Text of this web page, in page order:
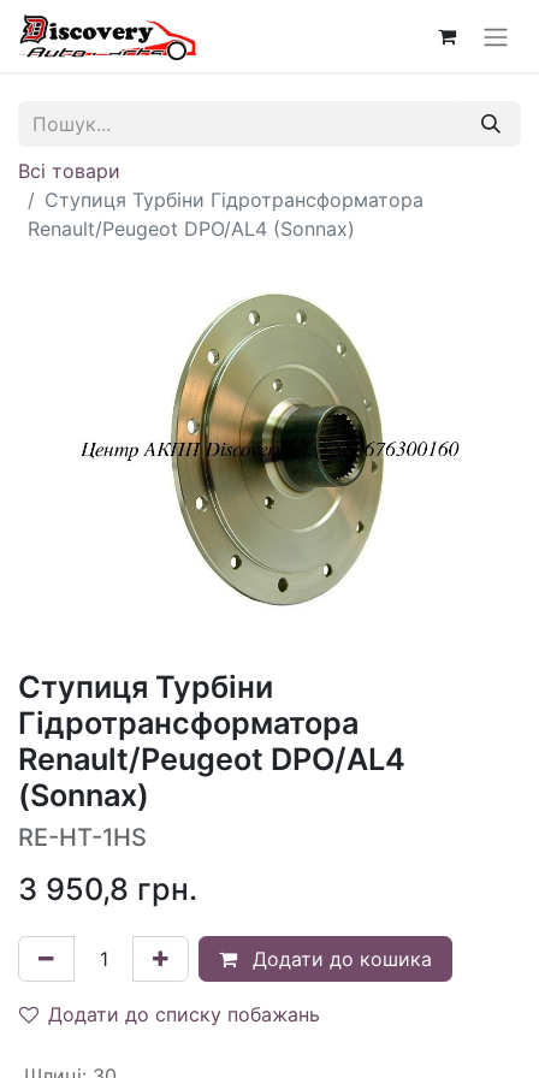
Всі товари
Ступиця Турбіни Гідротрансформатора
Renault/Peugeot DPO/AL4 (Sonnax)
Ступиця Турбіни
Гідротрансформатора
Renault/Peugeot DPO/AL4
(Sonnax)
RE-HT-1HS
3 950,8 грн.
Додати до кошика
Додати до списку побажань